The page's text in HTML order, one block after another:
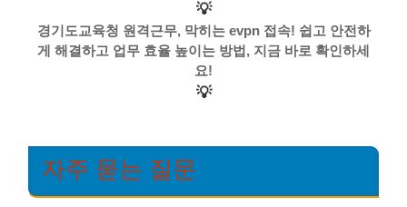
💡
경기도교육청 원격근무, 막히는 evpn 접속! 쉽고 안전하
게 해결하고 업무 효율 높이는 방법, 지금 바로 확인하세
요!
💡
자주 묻는 질문